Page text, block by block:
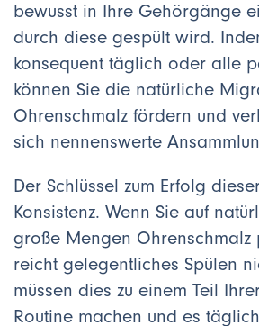
bewusst in Ihre Gehörgänge
durch diese gespült wird.
konsequent täglich oder alle
können Sie die natürliche
Ohrenschmalz fördern und
sich nennenswerte
Der Schlüssel zum Erfolg
Konsistenz. Wenn Sie auf
große Mengen Ohrenschmalz
reicht gelegentliches Spülen
müssen dies zu einem Teil
Routine machen und es